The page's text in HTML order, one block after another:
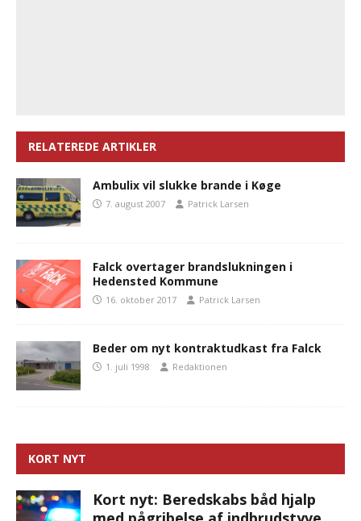
RELATEREDE ARTIKLER
Ambulix vil slukke brande i Køge
7. august 2007 Patrick Larsen
Falck overtager brandslukningen i
Hedensted Kommune
16. oktober 2017 Patrick Larsen
Beder om nyt kontraktudkast fra Falck
1. juli 1998 Redaktionen
KORT NYT
Kort nyt: Beredskabs båd hjalp